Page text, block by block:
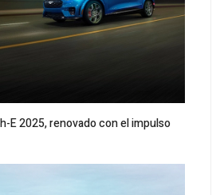
E 2025, renovado con el impulso